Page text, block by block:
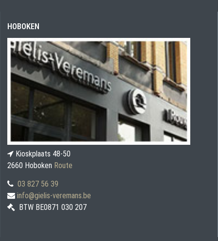
HOBOKEN
Kioskplaats 48-50
2660 Hoboken Route
03 827 56 39
info@gielis-veremans.be
BTW BE0871 030 207